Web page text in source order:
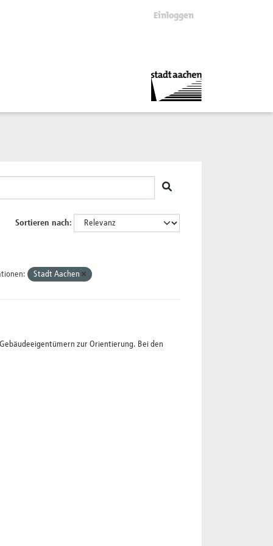
Einloggen
Sortieren nach
Stadt Aachen
zur Orientierung. Bei den